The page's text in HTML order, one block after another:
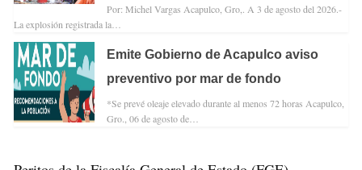
Por: Michel Vargas Acapulco, Gro,. A 3 de agosto del 2026.-
La explosión registrada la…
Emite Gobierno de Acapulco aviso
preventivo por mar de fondo
*Se prevé oleaje elevado durante al menos 72 horas Acapulco,
Gro., 06 de agosto de…